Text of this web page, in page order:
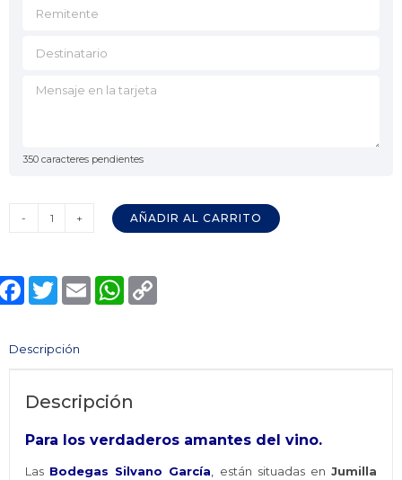
350 caracteres pendientes
Organic
cantidad
AÑADIR AL CARRITO
Facebook
TwitterEmail WhatsApp
Descripción
Descripción
Para los verdaderos amantes del vino.
Las Bodegas Silvano García, están situadas en Jumilla